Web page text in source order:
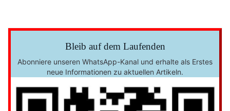
Bleib auf dem Laufenden
Abonniere unseren WhatsApp-Kanal und erhalte als Erstes
neue Informationen zu aktuellen Artikeln.